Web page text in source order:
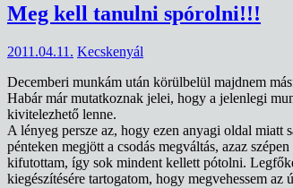
Meg kell tanulni spórolni!!!
2011.04.11. Kecskenyál
Decemberi munkám után körülbelül majdnem
Habár már mutatkoznak jelei, hogy a jelenlegi
kivitelezhető lenne.
A lényeg persze az, hogy ezen anyagi oldal
pénteken megjött a csodás megváltás, azaz
kifutottam, így sok mindent kellett pótolni.
kiegészítésére tartogatom, hogy megvehessem az